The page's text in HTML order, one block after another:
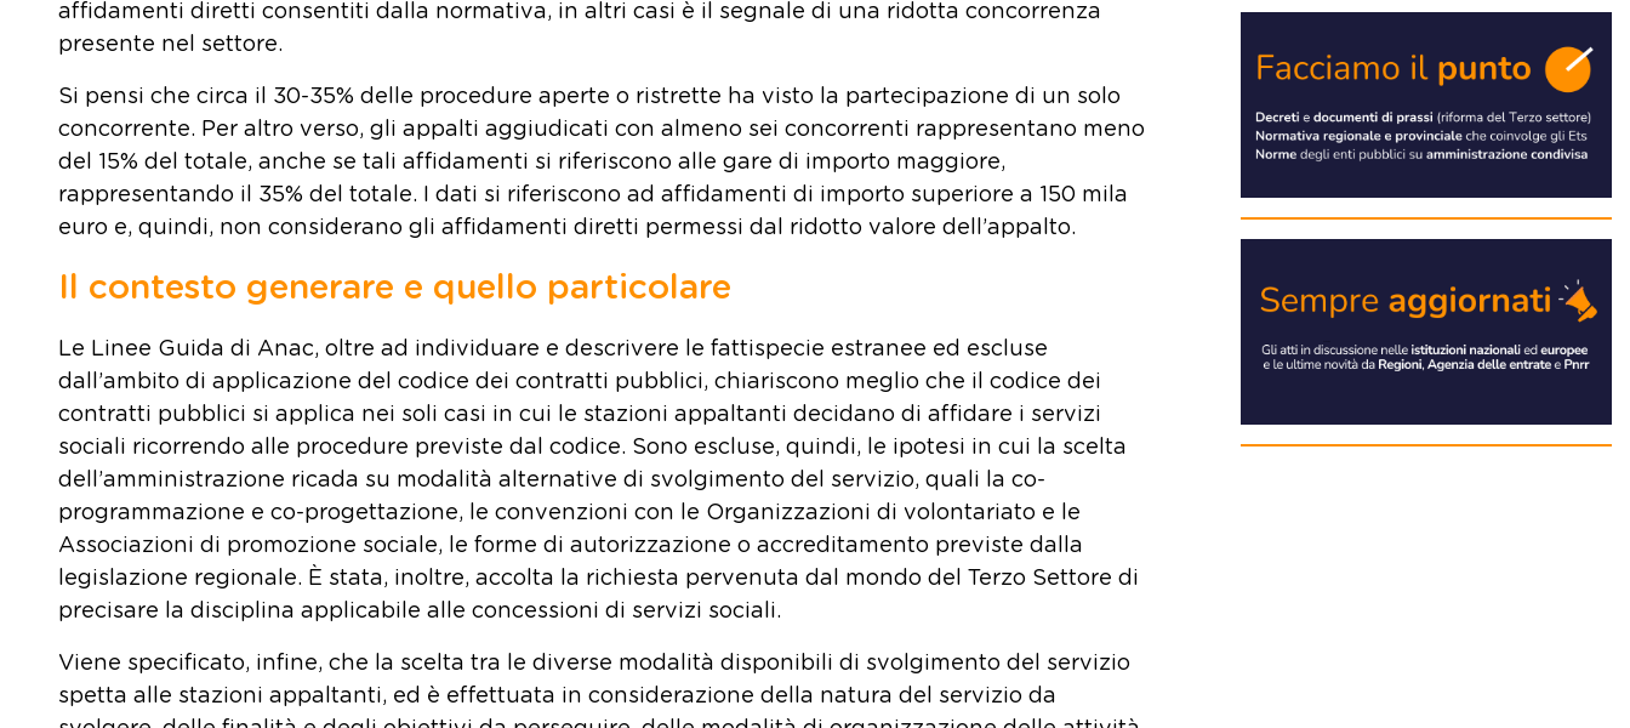
affidamenti diretti consentiti dalla normativa, in altri casi è il segnale di una ridotta concorrenza
presente nel settore.
Si pensi che circa il 30-35% delle procedure aperte o ristrette ha visto la partecipazione di un solo
concorrente. Per altro verso, gli appalti aggiudicati con almeno sei concorrenti rappresentano meno
del 15% del totale, anche se tali affidamenti si riferiscono alle gare di importo maggiore,
rappresentando il 35% del totale. I dati si riferiscono ad affidamenti di importo superiore a 150 mila
euro e, quindi, non considerano gli affidamenti diretti permessi dal ridotto valore dell’appalto.
Il contesto generare e quello particolare
Le Linee Guida di Anac, oltre ad individuare e descrivere le fattispecie estranee ed escluse
dall’ambito di applicazione del codice dei contratti pubblici, chiariscono meglio che il codice dei
contratti pubblici si applica nei soli casi in cui le stazioni appaltanti decidano di affidare i servizi
sociali ricorrendo alle procedure previste dal codice. Sono escluse, quindi, le ipotesi in cui la scelta
dell’amministrazione ricada su modalità alternative di svolgimento del servizio, quali la co-
programmazione e co-progettazione, le convenzioni con le Organizzazioni di volontariato e le
Associazioni di promozione sociale, le forme di autorizzazione o accreditamento previste dalla
legislazione regionale. È stata, inoltre, accolta la richiesta pervenuta dal mondo del Terzo Settore di
precisare la disciplina applicabile alle concessioni di servizi sociali.
Viene specificato, infine, che la scelta tra le diverse modalità disponibili di svolgimento del servizio
spetta alle stazioni appaltanti, ed è effettuata in considerazione della natura del servizio da